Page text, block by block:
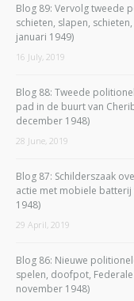
Blog 89: Vervolg tweede
schieten, slapen,
januari 1949)
16 July, 2019
Blog 88: Tweede
pad in de buurt van
december 1948)
28 June, 2019
Blog 87: Schilderszaak
actie met mobiele
1948)
29 April, 2019
Blog 86: Nieuwe
spelen, doofpot,
november 1948)